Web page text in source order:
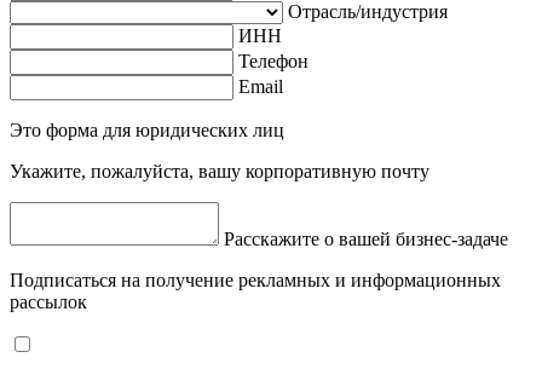
Отрасль/индустрия
ИНН
Телефон
Email
Это форма для юридических лиц
Укажите, пожалуйста, вашу корпоративную почту
Расскажите о вашей бизнес-задаче
Подписаться на получение рекламных и информационных
рассылок